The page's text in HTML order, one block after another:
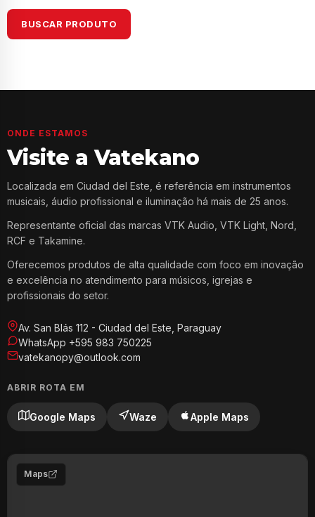
BUSCAR PRODUTO
ONDE ESTAMOS
Visite a Vatekano
Localizada em Ciudad del Este, é referência em instrumentos
musicais, áudio profissional e iluminação há mais de 25 anos.
Representante oficial das marcas VTK Audio, VTK Light, Nord,
RCF e Takamine.
Oferecemos produtos de alta qualidade com foco em inovação
e excelência no atendimento para músicos, igrejas e
profissionais do setor.
Av. San Blás 112 - Ciudad del Este, Paraguay
WhatsApp +595 983 750225
vatekanopy@outlook.com
ABRIR ROTA EM
Google Maps Waze Apple Maps
Maps